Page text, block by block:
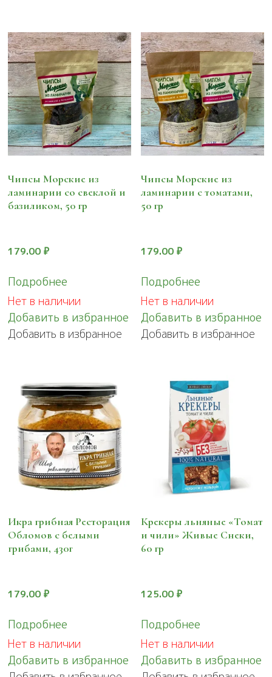
Чипсы Морские из
ламинарии со свеклой и
базиликом, 50 гр
179.00 ₽
Подробнее
Нет в наличии
Добавить в избранное
Добавить в избранное
Чипсы Морские из
ламинарии с томатами,
50 гр
179.00₽
Подробнее
Нет в наличии
Добавить в избранное
Добавить в избранное
Икра грибная Ресторация
Обломов с белыми
грибами, 430г
179.00 ₽
Подробнее
Нет в наличии
Добавить в избранное
Крекеры льняные «Томат
и чили» Живые Снеки,
60 гр
125.00₽
Подробнее
Нет в наличии
Добавить в избранное